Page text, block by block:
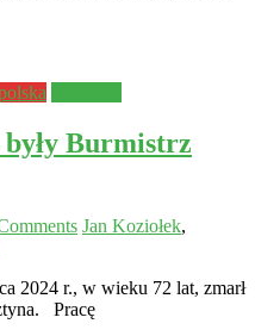
były Burmistrz
Jan Koziołek,
2024 r., w wieku 72 lat, zmarł
Pracę